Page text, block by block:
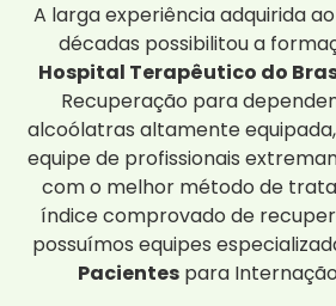
A larga experiência adquirida
décadas possibilitou a
Hospital Terapêutico do
Recuperação para
alcoólatras altamente
equipe de profissionais
com o melhor método de
índice comprovado de
possuímos equipes
Pacientes para